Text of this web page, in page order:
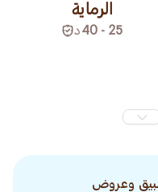
الرماية
25 - 40 د
وعروض